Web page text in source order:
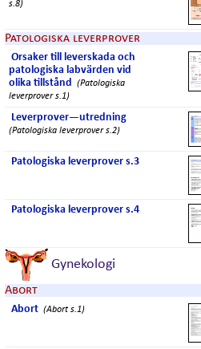
s.8)
Patologiska leverprover
Orsaker till leverskada och
patologiska labvärden vid
olika tillstånd (Patologiska
leverprover s.1)
Leverprover—utredning
(Patologiska leverprover s.2)
Patologiska leverprover s.3
Patologiska leverprover s.4
Gynekologi
Abort
Abort (Abort s.1)